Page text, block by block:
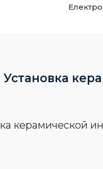
Установка
керамической